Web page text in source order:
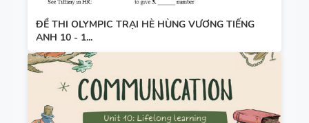
ĐỀ THI OLYMPIC TRẠI HÈ HÙNG VƯƠNG TIẾNG
ANH 10 - 1...